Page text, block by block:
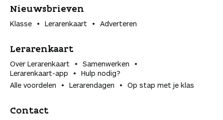
Nieuwsbrieven
Klasse Lerarenkaart Adverteren
Lerarenkaart
Over Lerarenkaart
Samenwerken
Lerarenkaart-app
Hulp nodig?
Alle voordelen
Lerarendagen Op stap met je klas
Contact